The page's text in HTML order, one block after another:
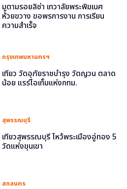
มูตามรอยลิซ่า เทวาลัยพระพิฆเนศ
ห้วยขวาง ขอพรการงาน การเรียน
ความสำเร็จ
กรุงเทพมหานครฯ
เที่ยว วัดอุภัยราชบำรุง วัดญวน ตลาด
น้อย แรร์ไอเท็มแห่งกทม.
สุพรรณบุรี
เที่ยวสุพรรณบุรี ไหว้พระเมืองอู่ทอง 5
วัดแห่งขุนเขา
สกลนคร